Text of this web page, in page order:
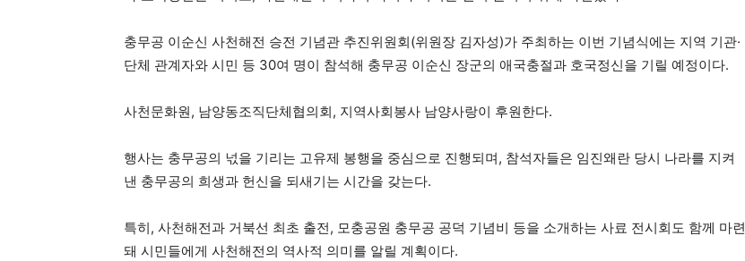
충무공 이순신 사천해전 승전 기념관 추진위원회(위원장 김자성)가 주최하는 이번 기념식에는 지역 기관·
단체 관계자와 시민 등 30여 명이 참석해 충무공 이순신 장군의 애국충절과 호국정신을 기릴 예정이다.
사천문화원, 남양동조직단체협의회, 지역사회봉사 남양사랑이 후원한다.
행사는 충무공의 넋을 기리는 고유제 봉행을 중심으로 진행되며, 참석자들은 임진왜란 당시 나라를 지켜
낸 충무공의 희생과 헌신을 되새기는 시간을 갖는다.
특히, 사천해전과 거북선 최초 출전, 모충공원 충무공 공덕 기념비 등을 소개하는 사료 전시회도 함께 마련
돼 시민들에게 사천해전의 역사적 의미를 알릴 계획이다.